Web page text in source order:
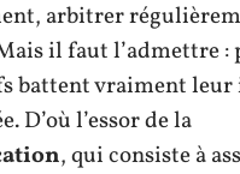
arbitrer
il faut l’admettre :
battent vraiment leur
D’où l’essor de la
, qui consiste à